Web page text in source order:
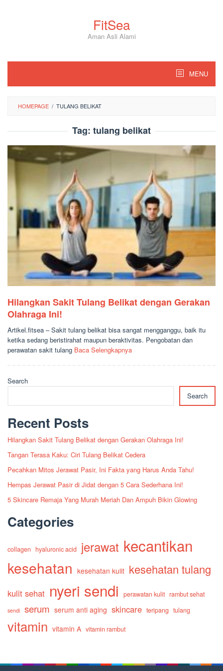
FitSea
Aman Asli Alami
MENU
HOMEPAGE / TULANG BELIKAT
Tag: tulang belikat
Hilangkan Sakit Tulang Belikat dengan Gerakan
Olahraga Ini!
Artikel.fitsea – Sakit tulang belikat bisa sangat mengganggu, baik itu
ketika sedang beristirahat maupun beraktivitas. Pengobatan dan
perawatan sakit tulang Baca Selengkapnya
Search
Search
Recent Posts
Hilangkan Sakit Tulang Belikat dengan Gerakan Olahraga Ini!
Tangan Terasa Kaku: Ciri Tulang Belikat Cedera
Pecahkan Mitos Jerawat Pasir, Ini Fakta yang Harus Anda Tahu!
Hempas Jerawat Pasir di Jidat dengan 5 Cara Sederhana Ini!
5 Skincare Remaja Yang Murah Meriah Dan Ampuh Bikin Glowing
Categories
collagen hyaluronic acid jerawat kecantikan
kesehatan kesehatan kulit kesehatan tulang
kulit sehat nyeri sendi perawatan kulit rambut sehat
sendi serum serum anti aging skincare teripang tulang
vitamin vitamin A vitamin rambut